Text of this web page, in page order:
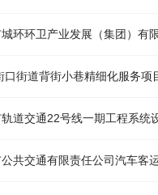
口街道背街小巷精细化服务项
道交通22号线一期工程系统
共交通有限责任公司汽车客